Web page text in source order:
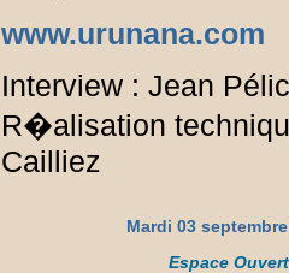
www.urunana.com
Interview : Jean
R�alisation
Cailliez
Mardi 03
Espace Ouvert